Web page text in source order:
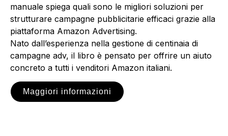
manuale spiega quali sono le migliori soluzioni per
strutturare campagne pubblicitarie efficaci grazie alla
piattaforma Amazon Advertising.
Nato dall’esperienza nella gestione di centinaia di
campagne adv, il libro è pensato per offrire un aiuto
concreto a tutti i venditori Amazon italiani.
Maggiori informazioni